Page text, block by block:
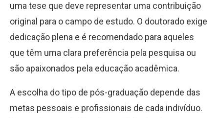
uma tese que deve representar uma contribuição
original para o campo de estudo. O doutorado exige
dedicação plena e é recomendado para aqueles
que têm uma clara preferência pela pesquisa ou
são apaixonados pela educação acadêmica.
A escolha do tipo de pós-graduação depende das
metas pessoais e profissionais de cada indivíduo.